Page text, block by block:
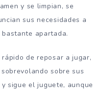
y se limpian, se
sus necesidades a
apartada.
de reposar a jugar,
sobre sus
sigue el juguete, aunque